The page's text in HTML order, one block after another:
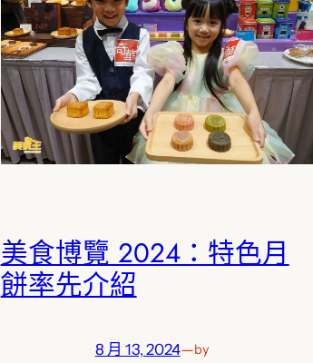
美食博覽 2024：特色月
餅率先介紹
8 月 13, 2024—by